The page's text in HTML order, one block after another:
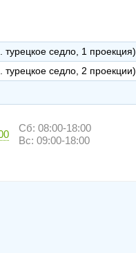
турецкое седло, 1 проекция)
турецкое седло, 2 проекции)
Сб: 08:00-18:00
Вс: 09:00-18:00